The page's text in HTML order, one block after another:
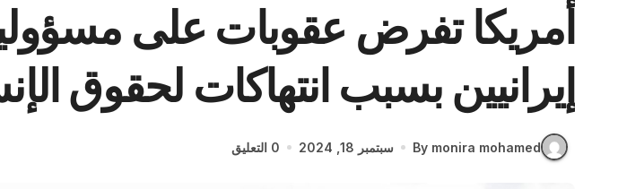
أمريكا تفرض عقوبات على
إيرانيين بسبب انتهاكات لحقوق
By monira mohamed سبتمبر 18, 2024 0 التعليق